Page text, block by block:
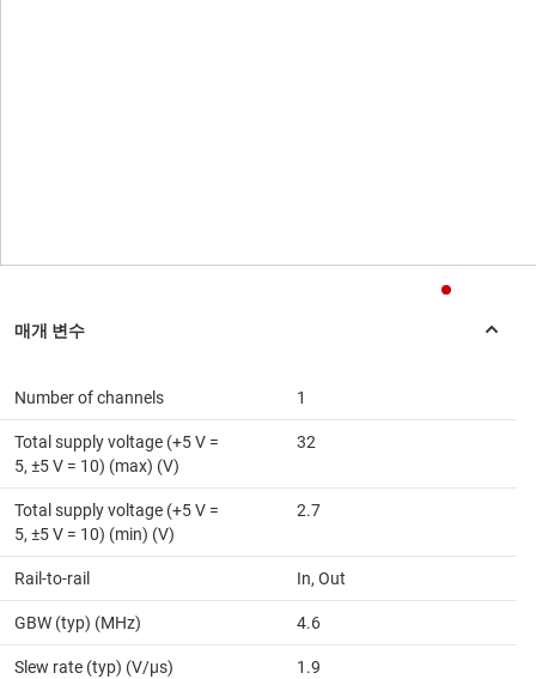
Number of channels 1
Total supply voltage (+5 V =
5, ±5 V = 10) (max) (V)
32
Total supply voltage (+5 V =
5, ±5 V = 10) (min) (V)
2.7
Rail-to-rail In, Out
GBW (typ) (MHz) 4.6
Slew rate (typ) (V/µs) 1.9